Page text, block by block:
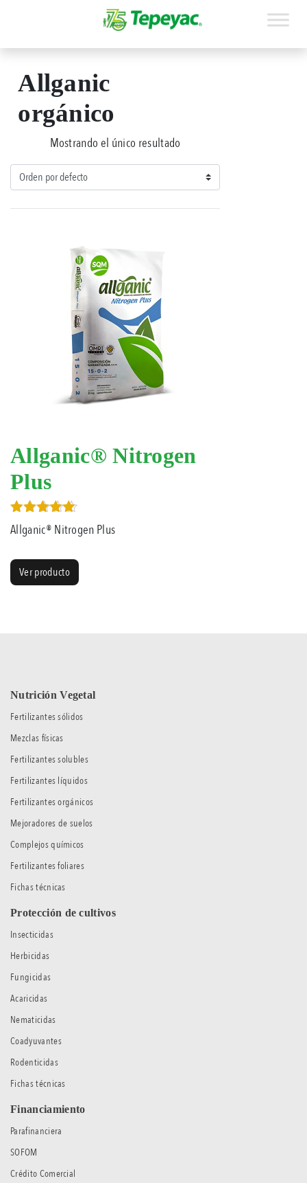
Allganic
orgánico
Mostrando el único resultado
Allganic® Nitrogen
Plus
Valorado en
4.00
Allganic® Nitrogen Plus
Ver producto
Nutrición Vegetal
Fertilizantes sólidos
Mezclas físicas
Fertilizantes solubles
Fertilizantes líquidos
Fertilizantes orgánicos
Mejoradores de suelos
Complejos químicos
Fertilizantes foliares
Fichas técnicas
Protección de cultivos
Insecticidas
Herbicidas
Fungicidas
Acaricidas
Nematicidas
Coadyuvantes
Rodenticidas
Fichas técnicas
Financiamiento
Parafinanciera
SOFOM
Crédito Comercial